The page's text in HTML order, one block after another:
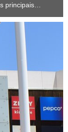
principais